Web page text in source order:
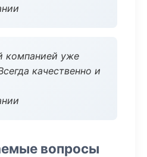
компанией уже
качественно и
вопросы